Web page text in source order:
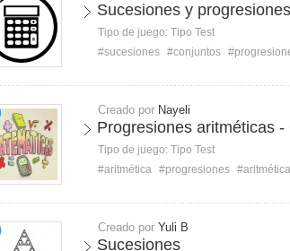
Sucesiones y progresiones
Tipo de juego: Tipo Test
#sucesiones #conjuntos
Creado por Nayeli
Progresiones aritméticas
Tipo de juego: Tipo Test
#aritmética #progresiones
Creado por Yuli B
Sucesiones